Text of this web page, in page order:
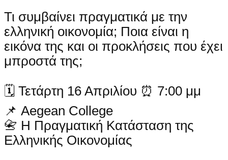
Τι συμβαίνει πραγματικά με την
ελληνική οικονομία; Ποια είναι η
εικόνα της και οι προκλήσεις που έχει
μπροστά της;
🗓 Τετάρτη 16 Απριλίου ⏰ 7:00 μμ
📌 Aegean College
📇 Η Πραγματική Κατάσταση της
Ελληνικής Οικονομίας